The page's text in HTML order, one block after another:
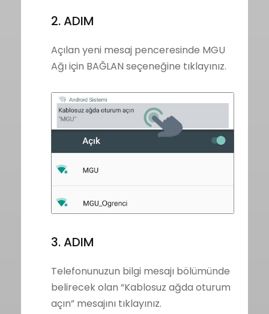
2. ADIM
Açılan yeni mesaj penceresinde MGU
Ağı için BAĞLAN seçeneğine tıklayınız.
3. ADIM
Telefonunuzun bilgi mesajı bölümünde
belirecek olan “Kablosuz ağda oturum
açın” mesajını tıklayınız.